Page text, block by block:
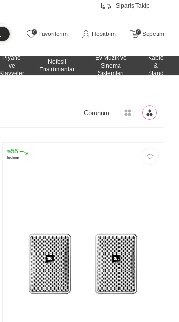
Sipariş Takip
0 Favorilerim Hesabım 0 Sepetim
Piyano
ve
Klavyeler
Nefesli
Enstrümanlar
Ev Müzik ve
Sinema
Sistemleri
Kablo
&
Stand
Görünüm :
%55
İndirim